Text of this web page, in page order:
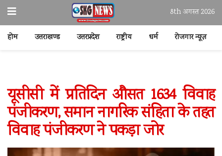
8th अगस्त 2026
होम उत्तराखण्ड उत्तरप्रदेश राष्ट्रीय धर्म रोजगार न्यूज़
यूसीसी में प्रतिदिन औसत 1634 विवाह
पंजीकरण, समान नागरिक संहिता के तहत
विवाह पंजीकरण ने पकड़ा जोर